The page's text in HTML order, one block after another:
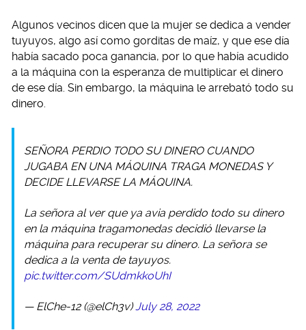
Algunos vecinos dicen que la mujer se dedica a vender
tuyuyos, algo así como gorditas de maíz, y que ese día
había sacado poca ganancia, por lo que había acudido
a la máquina con la esperanza de multiplicar el dinero
de ese día. Sin embargo, la máquina le arrebató todo su
dinero.
SEÑORA PERDIO TODO SU DINERO CUANDO
JUGABA EN UNA MÁQUINA TRAGA MONEDAS Y
DECIDE LLEVARSE LA MÁQUINA.
La señora al ver que ya avia perdido todo su dinero
en la máquina tragamonedas decidió llevarse la
máquina para recuperar su dinero. La señora se
dedica a la venta de tayuyos.
pic.twitter.com/SUdmkkoUhI
— ElChe-12 (@elCh3v)July 28, 2022